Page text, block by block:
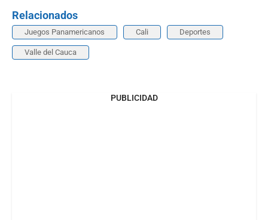
Relacionados
Juegos Panamericanos Cali Deportes
Valle del Cauca
PUBLICIDAD